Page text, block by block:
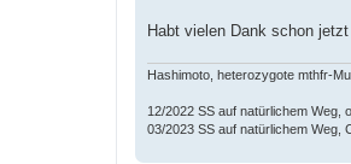
Habt vielen Dank schon jetzt
Hashimoto, heterozygote mthfr-
12/2022 SS auf natürlichem Weg,
03/2023 SS auf natürlichem Weg,